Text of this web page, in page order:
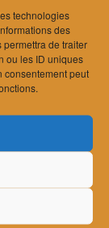
technologies
des
de traiter
ou les ID uniques
consentement peut